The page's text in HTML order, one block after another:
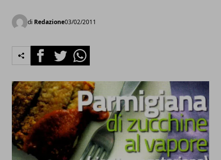
di Redazione03/02/2011
FacebookTwitterWhatsapp